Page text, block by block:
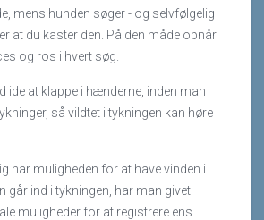
mens hunden søger - og selvfølgelig
at du kaster den. På den måde opnår
og ros i hvert søg.
ide at klappe i hænderne, inden man
så vildtet i tykningen kan høre
har muligheden for at have vinden i
går ind i tykningen, har man givet
muligheder for at registrere ens